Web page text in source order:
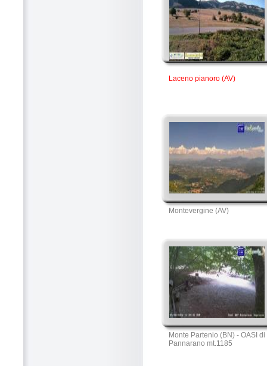
Laceno pianoro (AV)
Montevergine (AV)
Monte Partenio (BN) - OASI di
Pannarano mt.1185